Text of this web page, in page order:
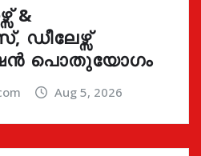
&
ഡീലേഴ്സ്
പൊതുയോഗം
Aug 5, 2026